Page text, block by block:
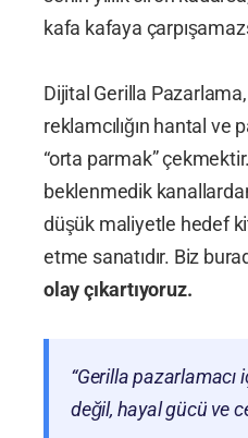
kafa kafaya
Dijital Gerilla
reklamcılığın hantal ve
“orta parmak”
beklenmedik
düşük maliyetle hedef
etme sanatıdır. Biz
olay çıkartıyoruz.
“Gerilla
değil, hayal gücü ve